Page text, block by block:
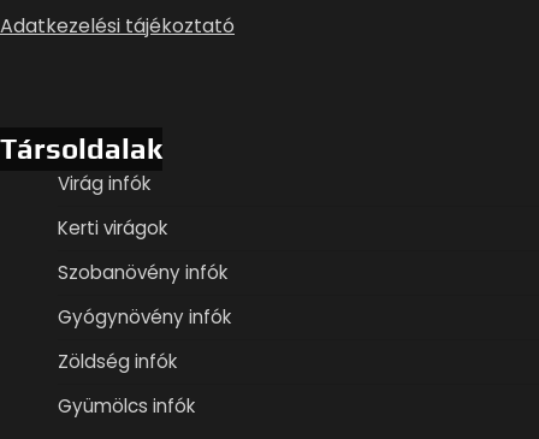
Adatkezelési tájékoztató
Társoldalak
Virág infók
Kerti virágok
Szobanövény infók
Gyógynövény infók
Zöldség infók
Gyümölcs infók